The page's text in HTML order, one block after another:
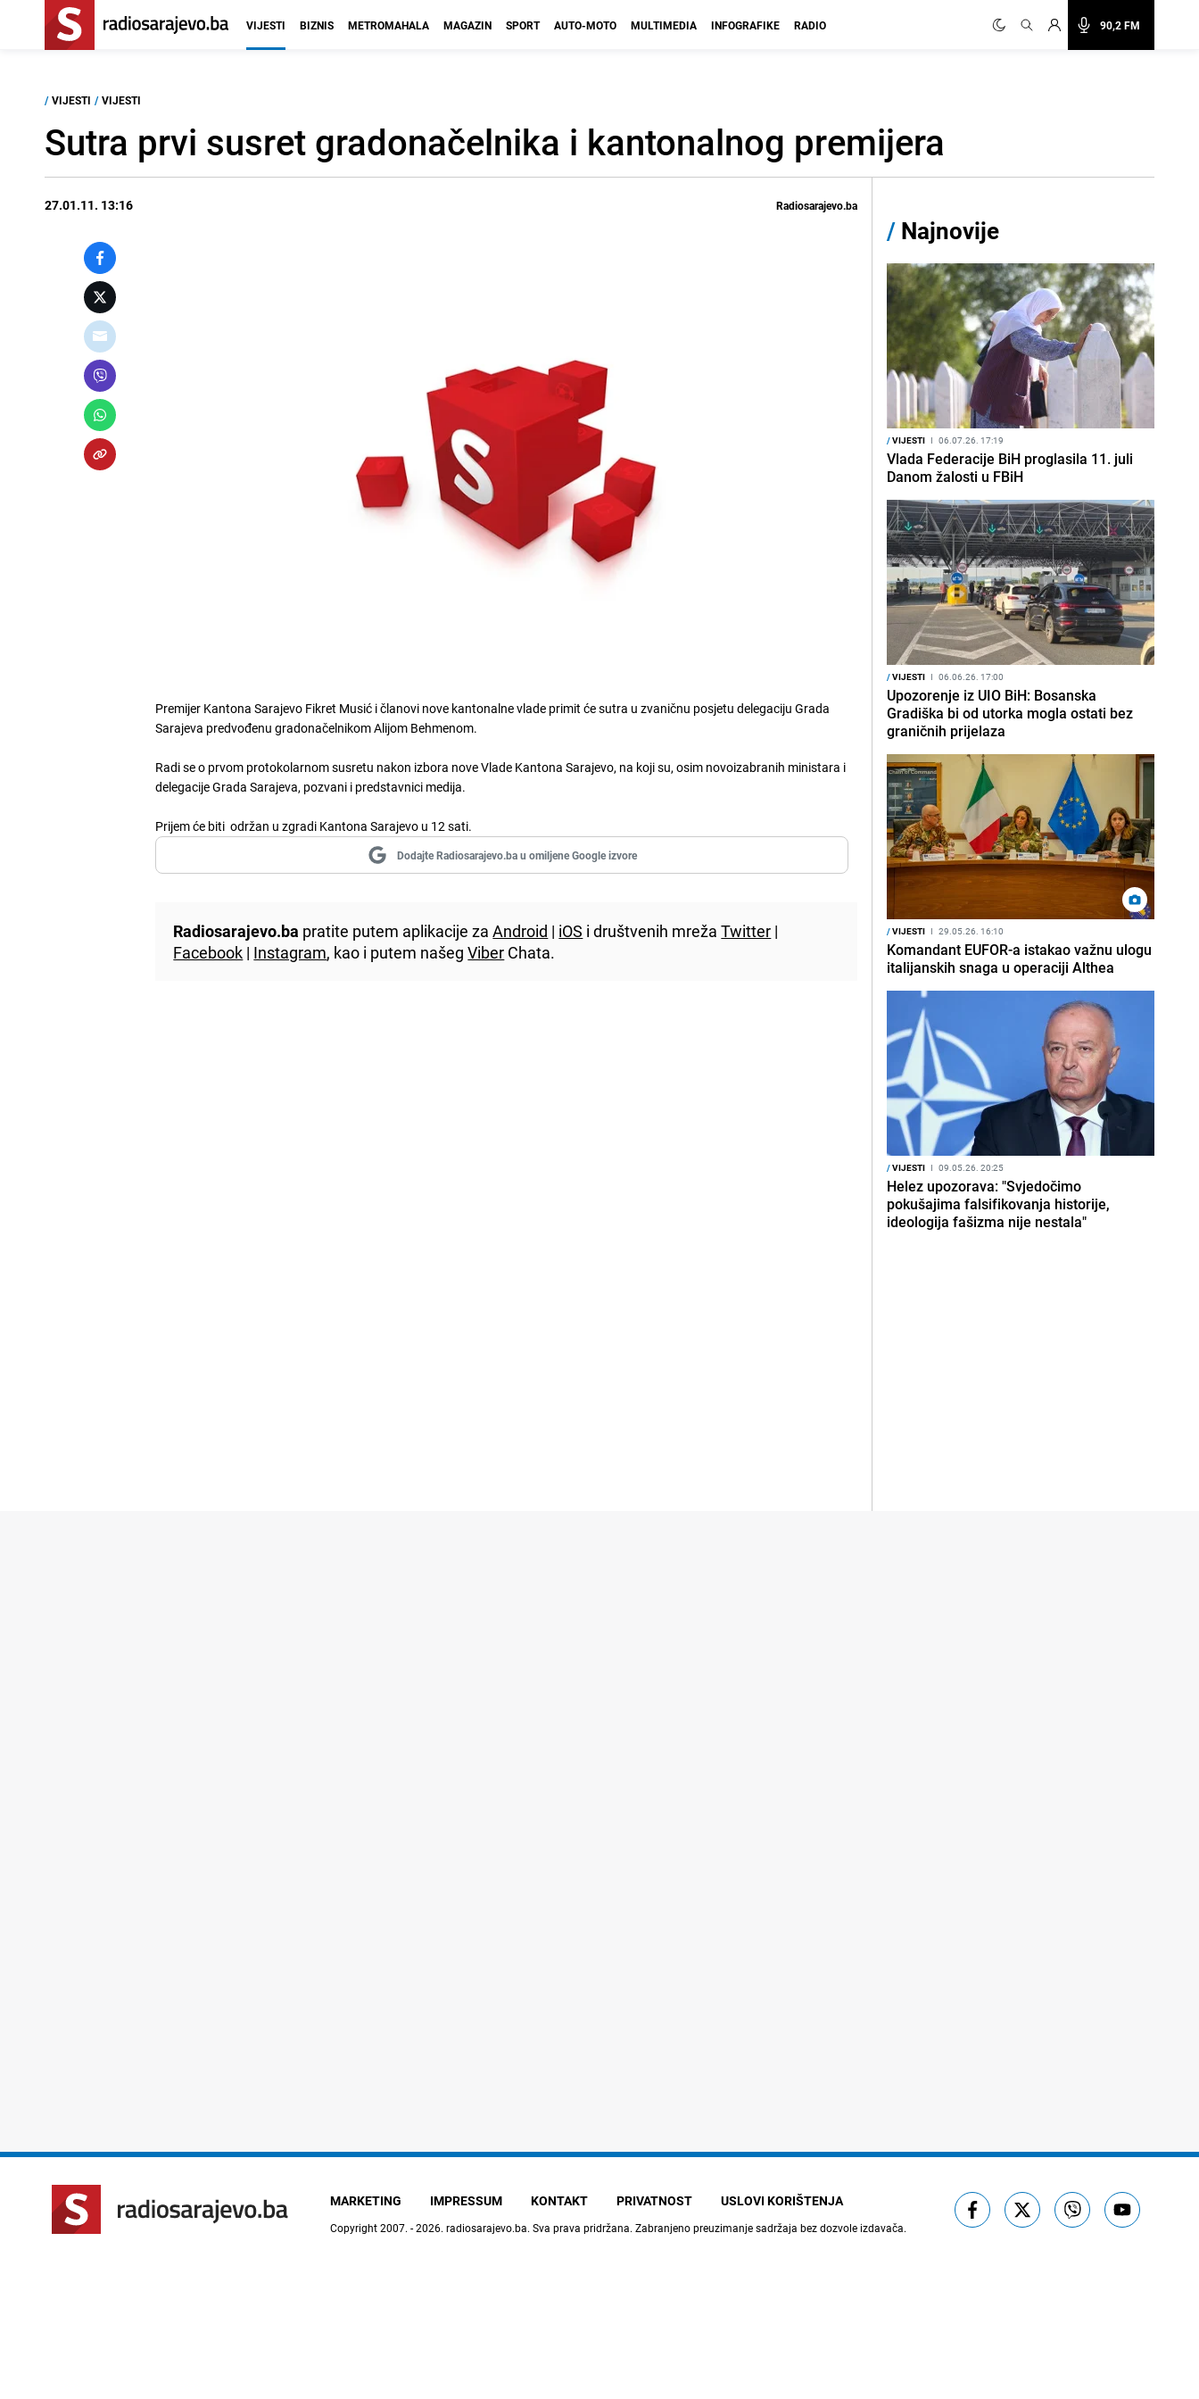
90,2 FM
VIJESTI BIZNIS METROMAHALA MAGAZIN SPORT AUTO-MOTO MULTIMEDIA INFOGRAFIKE RADIO
/ VIJESTI / VIJESTI
Sutra prvi susret gradonačelnika i kantonalnog premijera
27.01.11. 13:16 Radiosarajevo.ba
Premijer Kantona Sarajevo Fikret Musić i članovi nove kantonalne vlade primit će sutra u zvaničnu posjetu delegaciju Grada
Sarajeva predvođenu gradonačelnikom Alijom Behmenom.
Radi se o prvom protokolarnom susretu nakon izbora nove Vlade Kantona Sarajevo, na koji su, osim novoizabranih ministara i
delegacije Grada Sarajeva, pozvani i predstavnici medija.
Prijem će biti održan u zgradi Kantona Sarajevo u 12 sati.
Dodajte Radiosarajevo.ba u omiljene Google izvore
Radiosarajevo.ba pratite putem aplikacije zaAndroid | iOS i društvenih mrežaTwitter |
Facebook | Instagram, kao i putem našegViber Chata.
/ Najnovije
/VIJESTI I 06.07.26. 17:19
Vlada Federacije BiH proglasila 11. juli
Danom žalosti u FBiH
/VIJESTI I 06.06.26. 17:00
Upozorenje iz UIO BiH: Bosanska
Gradiška bi od utorka mogla ostati bez
graničnih prijelaza
/VIJESTI I 29.05.26. 16:10
Komandant EUFOR-a istakao važnu ulogu
italijanskih snaga u operaciji Althea
/VIJESTI I 09.05.26. 20:25
Helez upozorava: "Svjedočimo
pokušajima falsifikovanja historije,
ideologija fašizma nije nestala"
MARKETING IMPRESSUM KONTAKT PRIVATNOST USLOVI KORIŠTENJA
Copyright 2007. - 2026. radiosarajevo.ba. Sva prava pridržana. Zabranjeno preuzimanje sadržaja bez dozvole izdavača.